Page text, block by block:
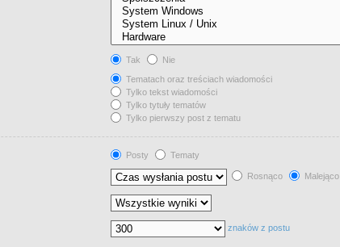
Tak
Nie
Tematach oraz treściach wiadomości
Tylko tekst wiadomości
Tylko tytuły tematów
Tylko pierwszy post z tematu
Posty
Tematy
Rosnąco Malejąco
znaków z postu